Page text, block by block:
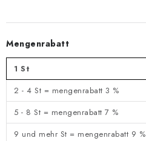
Mengenrabatt
1 St
2 - 4 St = mengenrabatt 3 %
5 - 8 St = mengenrabatt 7 %
9 und mehr St = mengenrabatt 9 %